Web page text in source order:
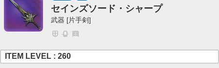
セインズソード・シャープ
武器 [片手剣]
ITEM LEVEL : 260